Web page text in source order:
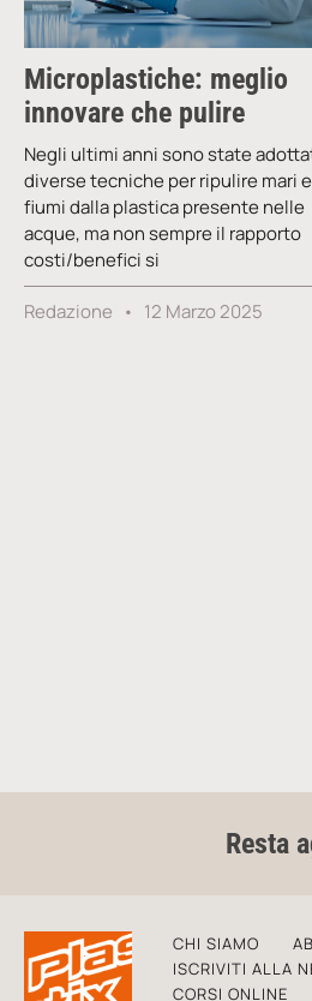
Microplastiche: meglio
innovare che pulire
Negli ultimi anni sono state
diverse tecniche per ripulire mari e
fiumi dalla plastica presente nelle
acque, ma non sempre il rapporto
costi/benefici si
Redazione 12 Marzo 2025
Resta
CHI SIAMO
ISCRIVITI ALLA
CORSI ONLINE